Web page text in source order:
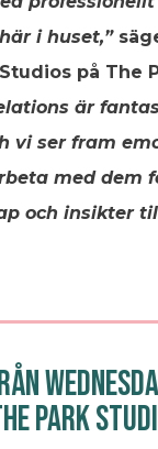
i huset,”
på The
är
vi ser fram
med dem
och insikter
Park